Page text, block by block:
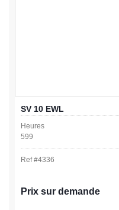
SV 10 EWL
Heures
599
Ref #4336
Prix sur demande